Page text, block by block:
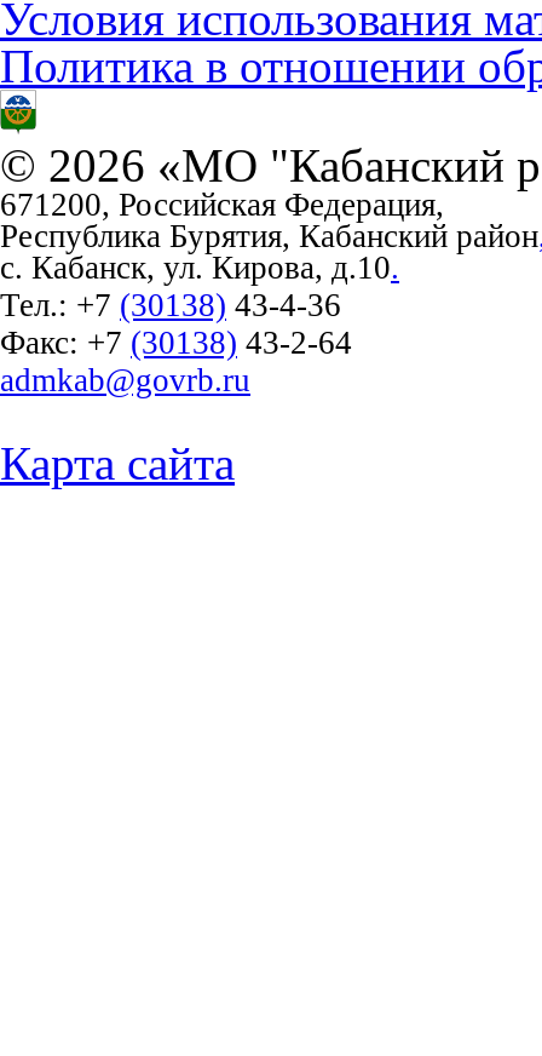
Условия использования
Политика в отношении
© 2026 «МО "Кабанский
671200, Российская Федерация,
Республика Бурятия, Кабанский район
с. Кабанск, ул. Кирова, д.10.
Тел.: +7 (30138) 43-4-36
Факс: +7 (30138) 43-2-64
admkab@govrb.ru
Карта сайта